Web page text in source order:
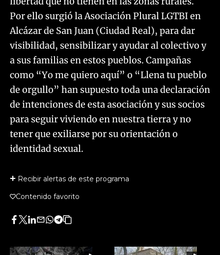
Por ello surgió la Asociación Plural LGTBI en
Alcázar de San Juan (Ciudad Real), para dar
visibilidad, sensibilizar y ayudar al colectivo y
a sus familias en estos pueblos. Campañas
como “Yo me quiero aquí” o “Llena tu pueblo
de orgullo” han supuesto toda una declaración
de intenciones de esta asociación y sus socios
para seguir viviendo en nuestra tierra y no
tener que exiliarse por su orientación o
identidad sexual.
Recibir alertas de este programa
Contenido favorito
Facebook
Twitter
LinkedIn
Enviar
Whatsapp
Telegram
Copiar
artículo